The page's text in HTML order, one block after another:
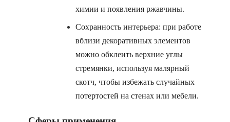
химии и появления ржавчины.
Сохранность интерьера: при работе
вблизи декоративных элементов
можно обклеить верхние углы
стремянки, используя малярный
скотч, чтобы избежать случайных
потертостей на стенах или мебели.